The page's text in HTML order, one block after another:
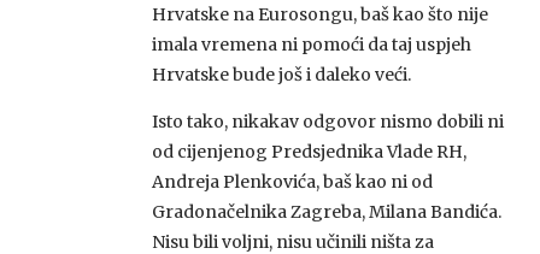
Hrvatske na Eurosongu, baš kao što nije
imala vremena ni pomoći da taj uspjeh
Hrvatske bude još i daleko veći.
Isto tako, nikakav odgovor nismo dobili ni
od cijenjenog Predsjednika Vlade RH,
Andreja Plenkovića, baš kao ni od
Gradonačelnika Zagreba, Milana Bandića.
Nisu bili voljni, nisu učinili ništa za